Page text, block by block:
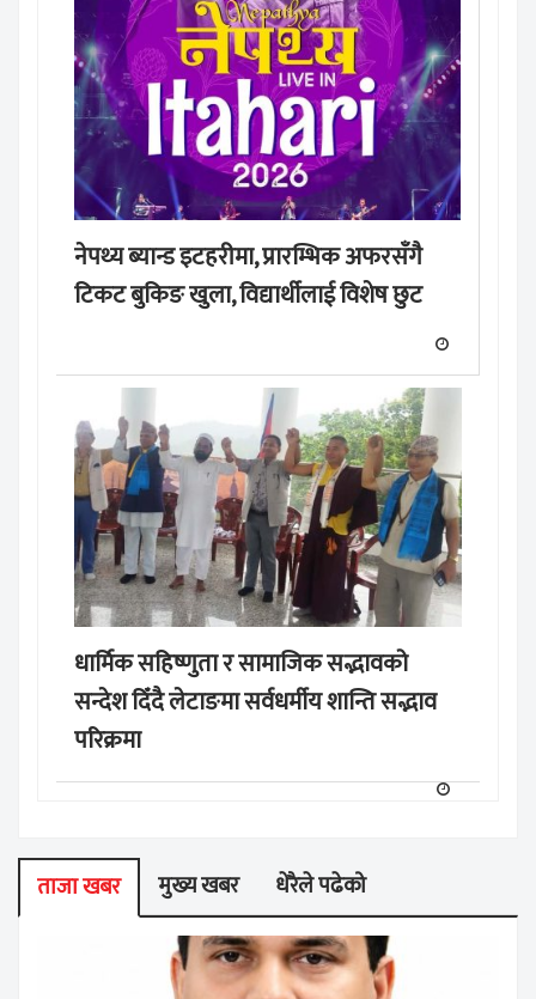
नेपथ्य ब्यान्ड इटहरीमा, प्रारम्भिक अफरसँगै
टिकट बुकिङ खुला, विद्यार्थीलाई विशेष छुट
धार्मिक सहिष्णुता र सामाजिक सद्भावको
सन्देश दिँदै लेटाङमा सर्वधर्मीय शान्ति सद्भाव
परिक्रमा
ताजा खबर मुख्य खबर धेरैले पढेको